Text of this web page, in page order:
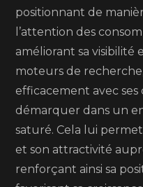
positionnant de
l’attention des
améliorant sa visibilité
moteurs de
efficacement avec
démarquer dans un
saturé. Cela lui
et son attractivité
renforçant ainsi sa